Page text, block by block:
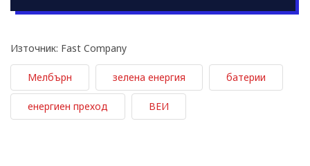
Източник: Fast Company
Мелбърн зелена енергия батерии
енергиен преход ВЕИ